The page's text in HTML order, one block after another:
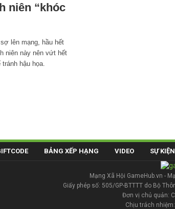
niên “khóc
lên mạng, hầu hết
niên này nên vứt hết
hậu họa.
BẢNG XẾP HẠNG VIDEO SỰ
Mạng Xã Hội GameHub.vn -
Giấy phép số: 505/GP-BTTTT do Bộ
Đơn vị chủ quản:
Chịu trách